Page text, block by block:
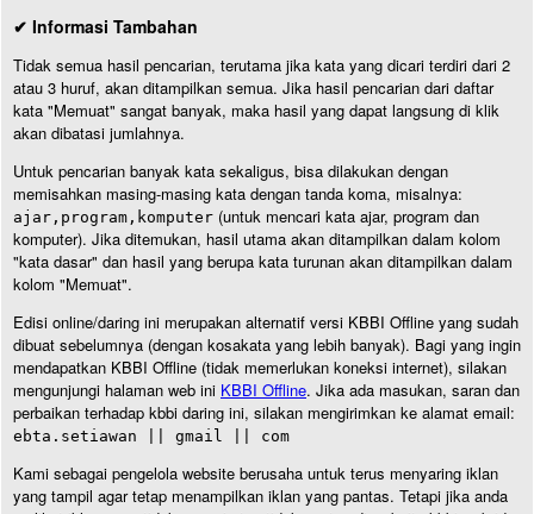
✔ Informasi Tambahan
Tidak semua hasil pencarian, terutama jika kata yang dicari terdiri dari 2
atau 3 huruf, akan ditampilkan semua. Jika hasil pencarian dari daftar
kata "Memuat" sangat banyak, maka hasil yang dapat langsung di klik
akan dibatasi jumlahnya.
Untuk pencarian banyak kata sekaligus, bisa dilakukan dengan
memisahkan masing-masing kata dengan tanda koma, misalnya:
ajar,program,komputer (untuk mencari kata ajar, program dan
komputer). Jika ditemukan, hasil utama akan ditampilkan dalam kolom
"kata dasar" dan hasil yang berupa kata turunan akan ditampilkan dalam
kolom "Memuat".
Edisi online/daring ini merupakan alternatif versi KBBI Offline yang sudah
dibuat sebelumnya (dengan kosakata yang lebih banyak). Bagi yang ingin
mendapatkan KBBI Offline (tidak memerlukan koneksi internet), silakan
mengunjungi halaman web ini KBBI Offline. Jika ada masukan, saran dan
perbaikan terhadap kbbi daring ini, silakan mengirimkan ke alamat email:
ebta.setiawan || gmail || com
Kami sebagai pengelola website berusaha untuk terus menyaring iklan
yang tampil agar tetap menampilkan iklan yang pantas. Tetapi jika anda